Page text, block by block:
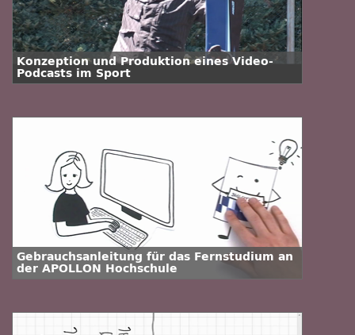
Konzeption und Produktion eines Video-
Podcasts im Sport
Gebrauchsanleitung für das Fernstudium an
der APOLLON Hochschule